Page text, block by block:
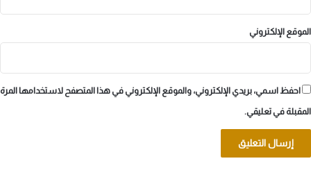
الموقع الإلكتروني
احفظ اسمي، بريدي الإلكتروني، والموقع الإلكتروني في هذا المتصفح لاستخدامها المرة
المقبلة في تعليقي.